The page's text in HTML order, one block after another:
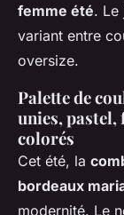
femme été. Le
variant entre
oversize.
Palette de
unies, pastel,
colorés
Cet été, la
bordeaux
modernité. Le